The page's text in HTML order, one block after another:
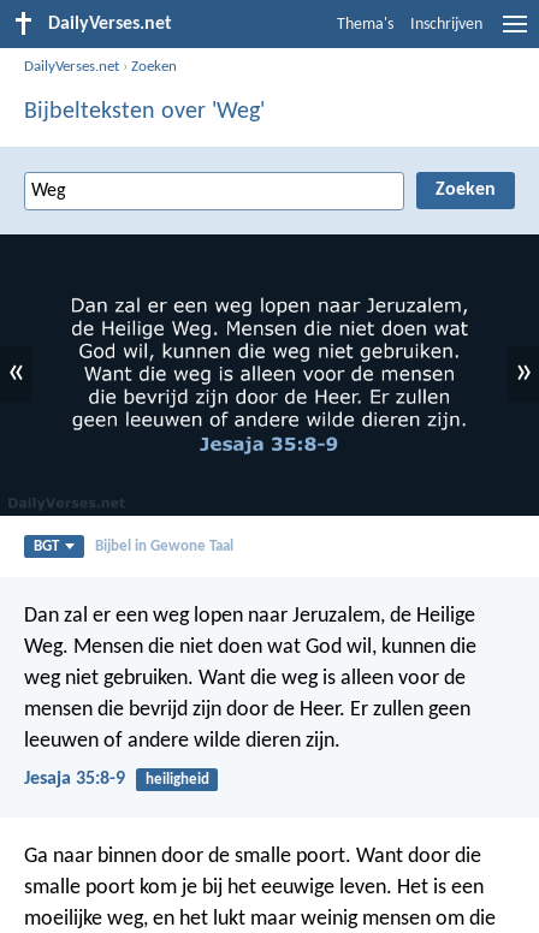
DailyVerses.net Thema's Inschrijven
DailyVerses.net ›Zoeken
Bijbelteksten over 'Weg'
« »
BGT Bijbel in Gewone Taal
Dan zal er een weg lopen naar Jeruzalem, de Heilige
Weg. Mensen die niet doen wat God wil, kunnen die
weg niet gebruiken. Want die weg is alleen voor de
mensen die bevrijd zijn door de Heer. Er zullen geen
leeuwen of andere wilde dieren zijn.
Jesaja 35:8-9 heiligheid
Ga naar binnen door de smalle poort. Want door die
smalle poort kom je bij het eeuwige leven. Het is een
moeilijke weg, en het lukt maar weinig mensen om die